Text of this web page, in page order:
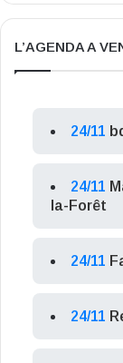
L’AGENDA A
24/11
24/11
la-Forêt
24/11
24/11